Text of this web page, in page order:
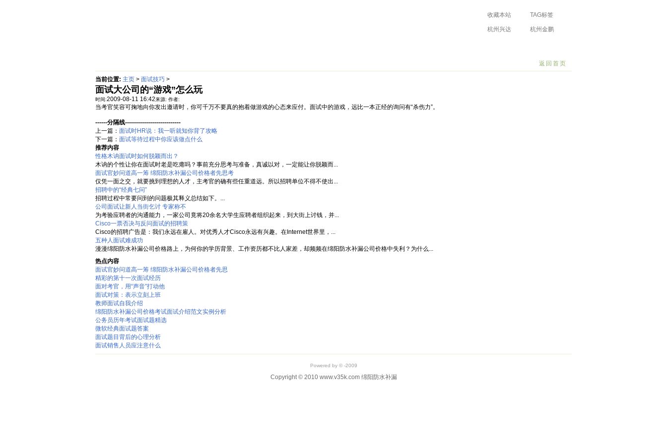
收藏本站 TAG标签
杭州兴达
杭州金鹏
返回首页
当前位置: 主页 > 面试技巧 >
面试大公司的“游戏”怎么玩
时间:2009-08-11 16:42来源: 作者:
当考官笑容可掬地向你发出邀请时，你可千万不要真的抱着做游戏的心态来应付。面试中的游戏，远比一本正经的询问有“杀伤力”。
------分隔线----------------------------
上一篇： 面试时HR说：我一听就知你背了攻略
下一篇： 面试等待过程中你应该做点什么
推荐内容
性格木讷面试时如何脱颖而出？
木讷的个性让你在面试时老是吃瘪吗？事前充分思考与准备，真诚以对，一定能让你脱颖而...
面试官妙问道高一筹 绵阳防水补漏公司价格者先思考
仅凭一面之交，就要挑到理想的人才，主考官的确有些任重道远。所以招聘单位不得不使出...
招聘中的“经典七问”
招聘过程中常要问到的问题极其释义总结如下。...
公司面试让新人当街乞讨 专家称不
为考验应聘者的沟通能力，一家公司竟将20余名大学生应聘者组织起来，到大街上讨钱，并...
Cisco一票否决与反问面试的招聘策
Cisco的招聘广告是：我们永远在雇人。对优秀人才Cisco永远有兴趣。在Internet世界里，...
五种人面试难成功
漫漫绵阳防水补漏公司价格路上，为何你的学历背景、工作资历都不比人家差，却频频在绵阳防水补漏公司价格中失利？为什么...
热点内容
面试官妙问道高一筹 绵阳防水补漏公司价格者先思
精彩的第十一次面试经历
面对考官，用“声音”打动他
面试对策：表示立刻上班
教师面试自我介绍
绵阳防水补漏公司价格考试面试介绍范文实例分析
公务员历年考试面试题精选
微软经典面试题答案
面试题目背后的心理分析
面试销售人员应注意什么
Powered by © -2009
Copyright © 2010 www.v35k.com 绵阳防水补漏